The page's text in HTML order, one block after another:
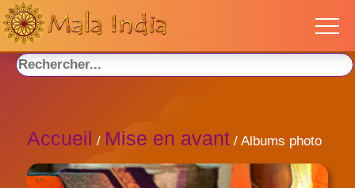
Accueil / Mise en avant / Albums photo